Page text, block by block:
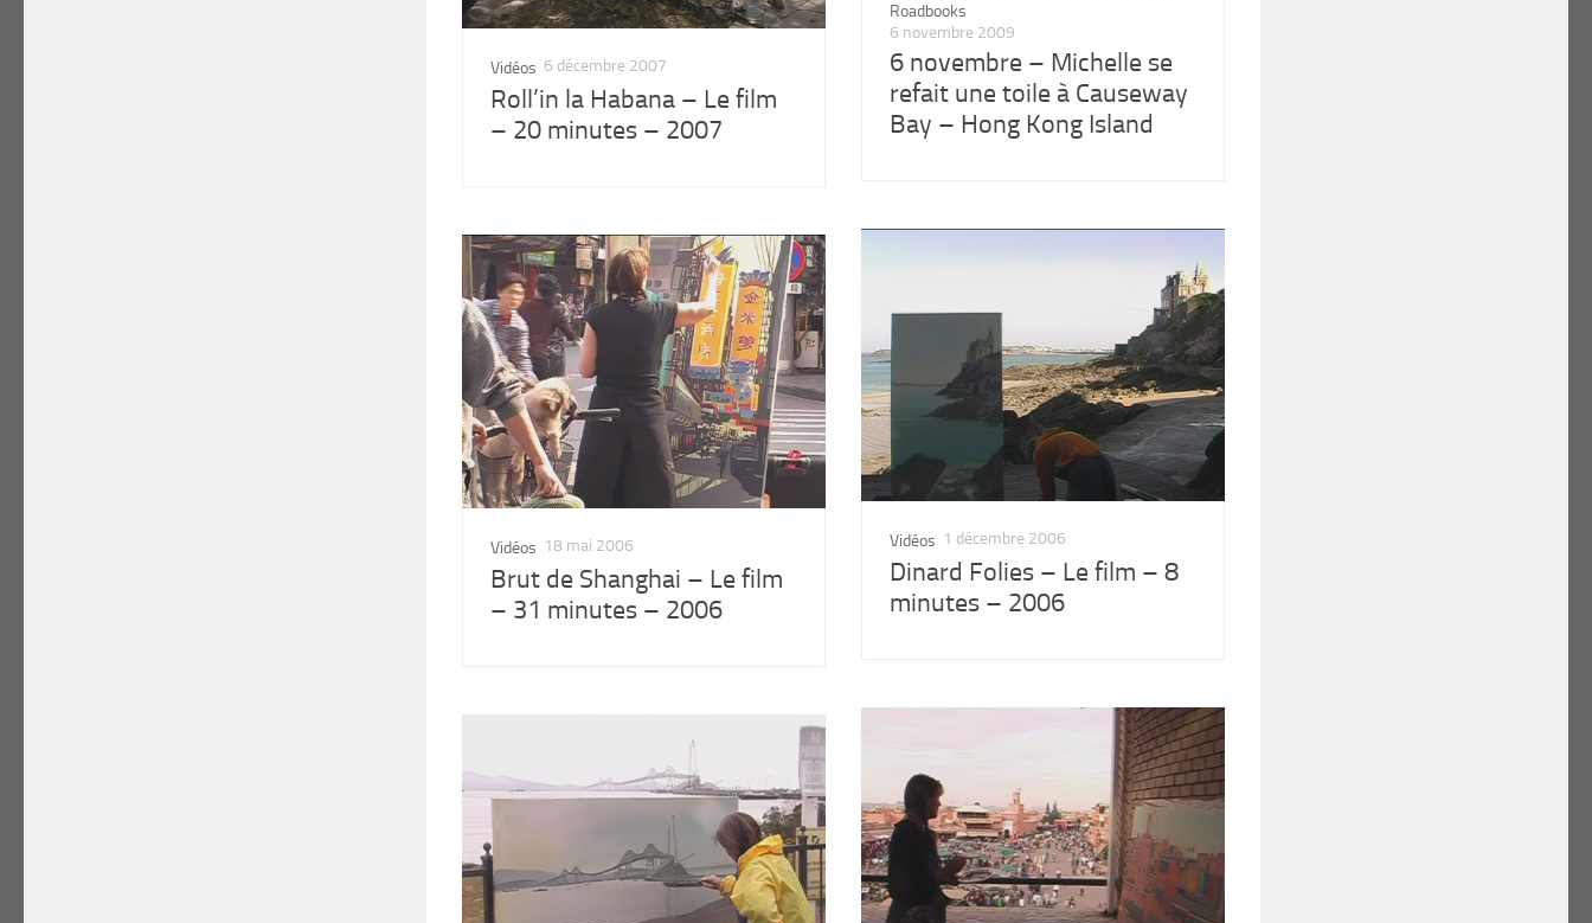
Roadbooks
6 novembre 2009
6 novembre – Michelle se
refait une toile à Causeway
Bay – Hong Kong Island
Vidéos 6 décembre 2007
Roll’in la Habana – Le film
– 20 minutes – 2007
Vidéos 1 décembre 2006
Dinard Folies – Le film – 8
minutes – 2006
Vidéos 18 mai 2006
Brut de Shanghai – Le film
– 31 minutes – 2006